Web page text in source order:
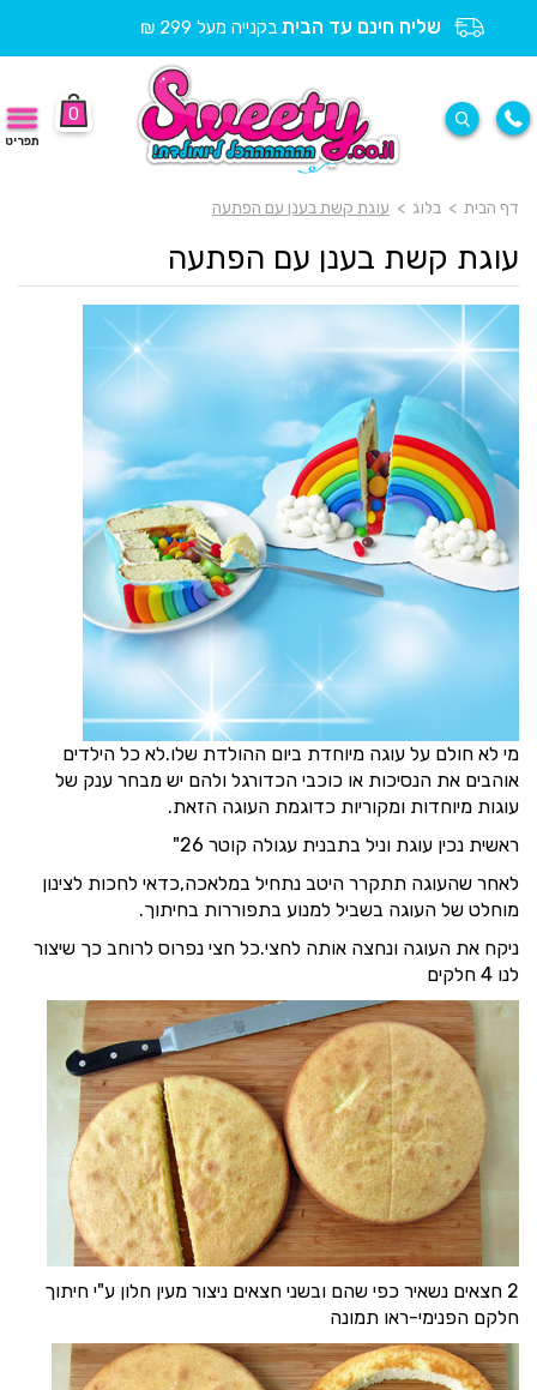
שליח חינם עד הבית בקנייה מעל 299 ₪
0
תפריט
דף הבית > בלוג > עוגת קשת בענן עם הפתעה
עוגת קשת בענן עם הפתעה
מי לא חולם על עוגה מיוחדת ביום ההולדת שלו.לא כל הילדים
אוהבים את הנסיכות או כוכבי הכדורגל ולהם יש מבחר ענק של
עוגות מיוחדות ומקוריות כדוגמת העוגה הזאת.
ראשית נכין עוגת וניל בתבנית עגולה קוטר 26"
לאחר שהעוגה תתקרר היטב נתחיל במלאכה,כדאי לחכות לצינון
מוחלט של העוגה בשביל למנוע בתפוררות בחיתוך.
ניקח את העוגה ונחצה אותה לחצי.כל חצי נפרוס לרוחב כך שיצור
לנו 4 חלקים
2 חצאים נשאיר כפי שהם ובשני חצאים ניצור מעין חלון ע"י חיתוך
חלקם הפנימי-ראו תמונה